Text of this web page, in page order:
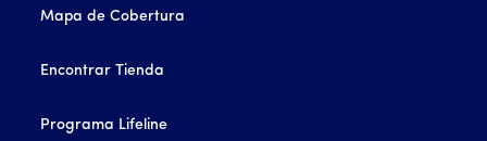
Mapa de Cobertura
Encontrar Tienda
Programa Lifeline